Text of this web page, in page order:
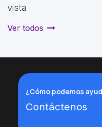
vista
Ver todos
¿Cómo podemos
Contáctenos